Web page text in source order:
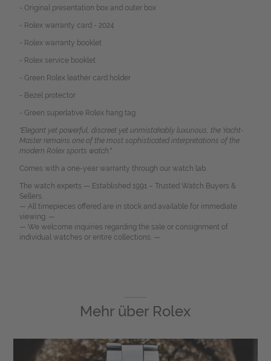
- Original presentation box and outer box
- Rolex warranty card - 2024
- Rolex warranty booklet
- Rolex service booklet
- Green Rolex leather card holder
- Bezel protector
- Green superlative Rolex hang tag
"Elegant yet powerful, discreet yet unmistakably luxurious, the Yacht-
Master remains one of the most sophisticated interpretations of the
modern Rolex sports watch."
Comes with a one-year warranty through our watch lab.
The watch experts — Established 1991 – Trusted Watch Buyers &
Sellers.
— All timepieces offered are in stock and available for immediate
viewing. —
— We welcome inquiries regarding the sale or consignment of
individual watches or entire collections. —
Mehr über Rolex